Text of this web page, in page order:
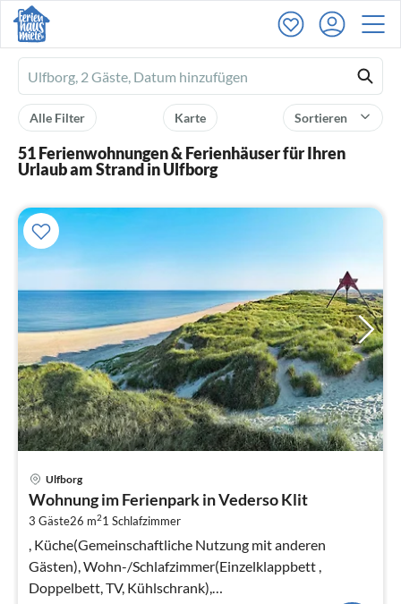
Ferienhausmiete
logo
Sortieren
Karte
Alle Filter
51 Ferienwohnungen & Ferienhäuser für Ihren
Urlaub am Strand in Ulfborg
Ulfborg
Wohnung im Ferienpark in Vederso Klit
3 Gäste26 m21 Schlafzimmer
, Küche(Gemeinschaftliche Nutzung mit anderen
Gästen), Wohn-/Schlafzimmer(Einzelklappbett ,
Doppelbett, TV, Kühlschrank),